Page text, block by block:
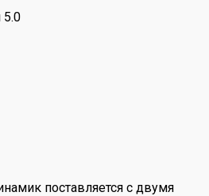
5.0
поставляется с двумя